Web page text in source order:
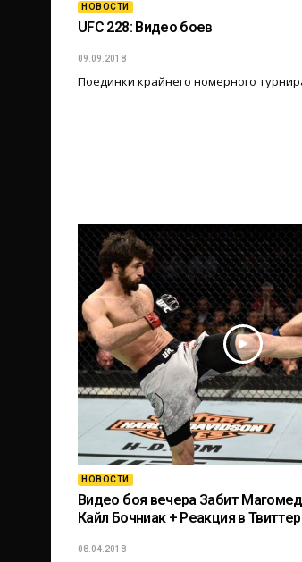
НОВОСТИ
UFC 228: Видео боев
09.09.2018
Поединки крайнего номерного
НОВОСТИ
Видео боя вечера Забит
Кайл Бочниак + Реакция в
08.04.2018